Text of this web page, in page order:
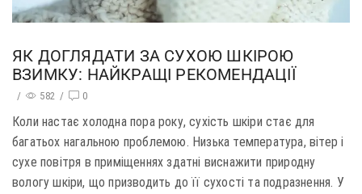
ЯК ДОГЛЯДАТИ ЗА СУХОЮ ШКІРОЮ
ВЗИМКУ: НАЙКРАЩІ РЕКОМЕНДАЦІЇ
/ 582 / 0
Коли настає холодна пора року, сухість шкіри стає для
багатьох нагальною проблемою. Низька температура, вітер і
сухе повітря в приміщеннях здатні виснажити природну
вологу шкіри, що призводить до її сухості та подразнення. У